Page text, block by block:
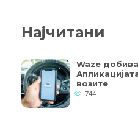
Најчитани
Waze
возите
744